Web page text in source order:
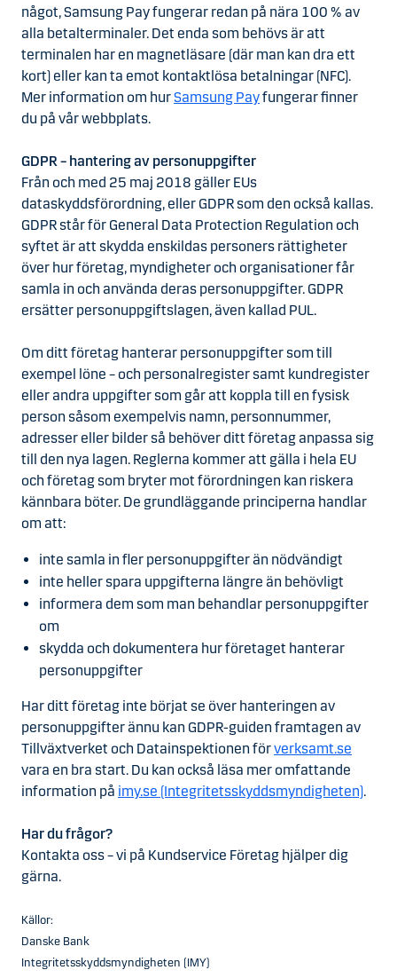
något, Samsung Pay fungerar redan på nära 100 % av
alla betalterminaler. Det enda som behövs är att
terminalen har en magnetläsare (där man kan dra ett
kort) eller kan ta emot kontaktlösa betalningar (NFC).
Mer information om hurSamsung Payfungerar finner
du på vår webbplats.
GDPR – hantering av personuppgifter
Från och med 25 maj 2018 gäller EUs
dataskyddsförordning, eller GDPR som den också kallas.
GDPR står för General Data Protection Regulation och
syftet är att skydda enskildas personers rättigheter
över hur företag, myndigheter och organisationer får
samla in och använda deras personuppgifter. GDPR
ersätter personuppgiftslagen, även kallad PUL.
Om ditt företag hanterar personuppgifter som till
exempel löne – och personalregister samt kundregister
eller andra uppgifter som går att koppla till en fysisk
person såsom exempelvis namn, personnummer,
adresser eller bilder så behöver ditt företag anpassa sig
till den nya lagen. Reglerna kommer att gälla i hela EU
och företag som bryter mot förordningen kan riskera
kännbara böter. De grundläggande principerna handlar
om att:
inte samla in fler personuppgifter än nödvändigt
inte heller spara uppgifterna längre än behövligt
informera dem som man behandlar personuppgifter
om
skydda och dokumentera hur företaget hanterar
personuppgifter
Har ditt företag inte börjat se över hanteringen av
personuppgifter ännu kan GDPR-guiden framtagen av
Tillväxtverket och Datainspektionen förverksamt.se
vara en bra start. Du kan också läsa mer omfattande
information på imy.se (Integritetsskyddsmyndigheten).
Har du frågor?
Kontakta oss – vi på Kundservice Företag hjälper dig
gärna.
Källor:
Danske Bank
Integritetsskyddsmyndigheten (IMY)